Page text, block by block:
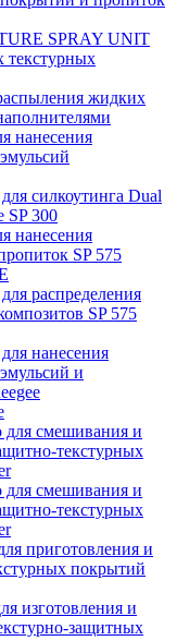
SPRAY UNIT
текстурных
жидких
нанесения
силкоутинга Dual
SP 300
нанесения
SP 575
распределения
SP 575
нанесения
и
для смешивания и
текстурных
для смешивания и
текстурных
приготовления и
покрытий
изготовления и
защитных